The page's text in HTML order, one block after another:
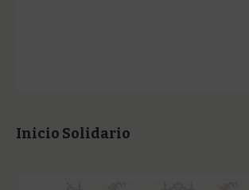
Inicio Solidario